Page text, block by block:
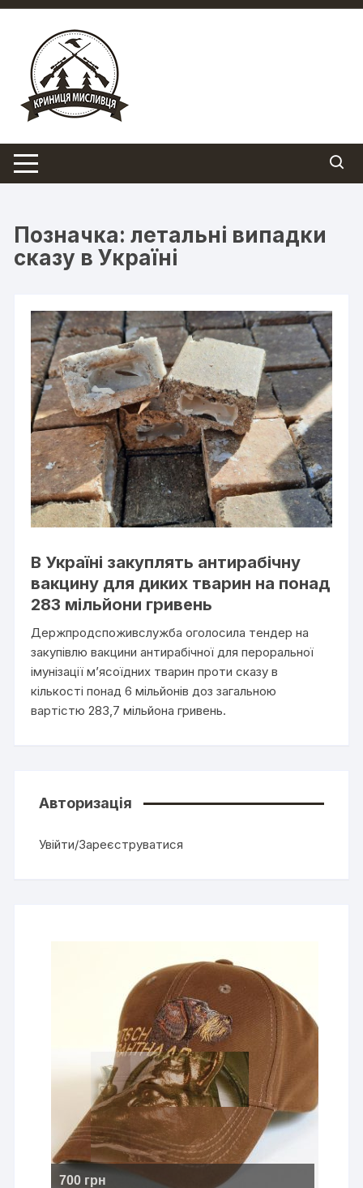
Перейти
вмісту
Позначка:летальні випадки
сказу в Україні
В Україні закуплять антирабічну
вакцину для диких тварин на понад
283 мільйони гривень
Держпродспоживслужба оголосила тендер на
закупівлю вакцини антирабічної для пероральної
імунізації м’ясоїдних тварин проти сказу в
кількості понад 6 мільйонів доз загальною
вартістю 283,7 мільйона гривень.
Авторизація
Увійти/Зареєструватися
700 грн